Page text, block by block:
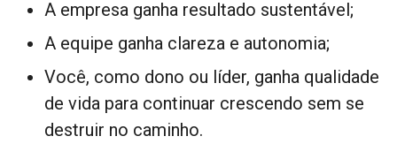
A empresa ganha resultado sustentável;
A equipe ganha clareza e autonomia;
Você, como dono ou líder, ganha qualidade
de vida para continuar crescendo sem se
destruir no caminho.